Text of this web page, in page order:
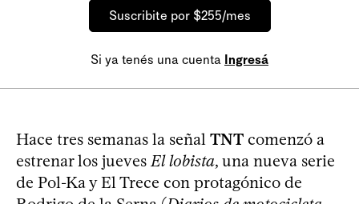
Suscribite por $255/mes
Si ya tenés una cuenta Ingresá
Hace tres semanas la señal TNT comenzó a
estrenar los jueves El lobista, una nueva serie
de Pol-Ka y El Trece con protagónico de